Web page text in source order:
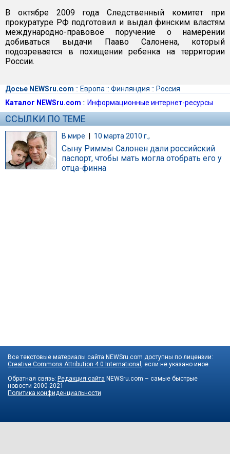
В октябре 2009 года Следственный комитет при
прокуратуре РФ подготовил и выдал финским властям
международно-правовое поручение о намерении
добиваться выдачи Пааво Салонена, который
подозревается в похищении ребенка на территории
России.
Досье NEWSru.com :: Европа :: Финляндия :: Россия
Каталог NEWSru.com :: Информационные интернет-ресурсы
ССЫЛКИ ПО ТЕМЕ
В мире | 10 марта 2010 г.,
Сыну Риммы Салонен дали российский
паспорт, чтобы мать могла отобрать его у
отца-финна
Все текстовые материалы сайта NEWSru.com доступны по лицензии:
Creative Commons Attribution 4.0 International
, если не указано иное.
Обратная связь: Редакция сайта NEWSru.com – самые быстрые
новости 2000-2021
Политика конфиденциальности